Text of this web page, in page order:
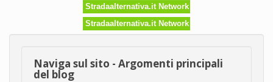
Stradaalternativa.it Network
Stradaalternativa.it Network
Naviga sul sito - Argomenti principali
del blog